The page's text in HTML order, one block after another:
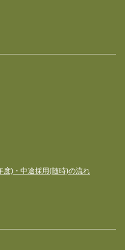
度)・中途採用(随時)の流れ